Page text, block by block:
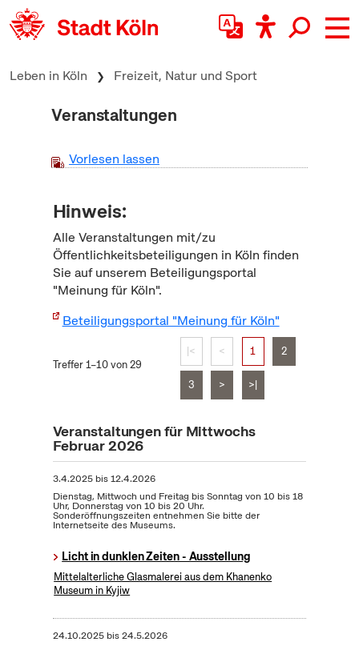
zum Inhalt springen
Leben in Köln Freizeit, Natur und Sport
Veranstaltungen
Vorlesen lassen
Hinweis:
Alle Veranstaltungen mit/zu
Öffentlichkeitsbeteiligungen in Köln finden
Sie auf unserem Beteiligungsportal
"Meinung für Köln".
Beteiligungsportal "Meinung für Köln"
Treffer 1–10 von 29
|< < 1 2
3 > >|
Veranstaltungen für Mittwochs
Februar 2026
3.4.2025bis12.4.2026
Dienstag, Mittwoch und Freitag bis Sonntag von 10 bis 18
Uhr, Donnerstag von 10 bis 20 Uhr.
Sonderöffnungszeiten entnehmen Sie bitte der
Internetseite des Museums.
Licht in dunklen Zeiten - Ausstellung
Mittelalterliche Glasmalerei aus dem Khanenko
Museum in Kyjiw
24.10.2025bis24.5.2026